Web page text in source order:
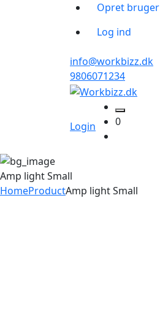
Opret bruger
Log ind
info@workbizz.dk
9806071234
Login 0
Amp light Small
HomeProductAmp light Small